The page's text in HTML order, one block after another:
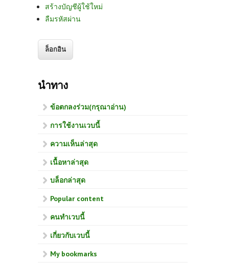
สร้างบัญชีผู้ใช้ใหม่
ลืมรหัสผ่าน
นำทาง
ข้อตกลงร่วม(กรุณาอ่าน)
การใช้งานเวบนี้
ความเห็นล่าสุด
เนื้อหาล่าสุด
บล็อกล่าสุด
Popular content
คนทำเวบนี้
เกี่ยวกับเวบนี้
My bookmarks